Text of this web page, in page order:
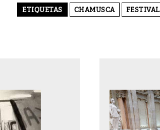
ETIQUETAS CHAMUSCA FESTIVAL